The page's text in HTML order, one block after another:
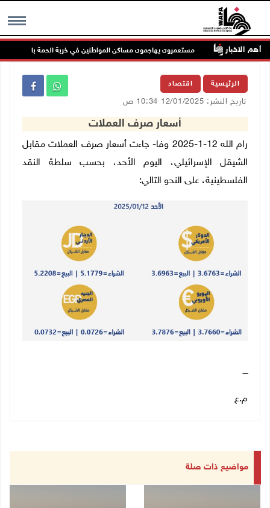
MENU أهم الاخبار مستعمرون يهاجمون مساكن المواطنين في خربة الحمة بالأغوار
الرئيسية اقتصاد
تاريخ النشر: 12/01/2025 10:34 ص
أسعار صرف العملات
رام الله 12-1-2025 وفا- جاءت أسعار صرف العملات مقابل
الشيقل الإسرائيلي، اليوم الأحد، بحسب سلطة النقد
الفلسطينية، على النحو التالي:
ــــ
م.ع
مواضيع ذات صلة